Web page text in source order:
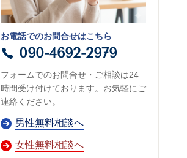
お電話でのお問合せはこちら
090-4692-2979
フォームでのお問合せ・ご相談は24
時間受け付けております。お気軽にご
連絡ください。
男性無料相談へ
女性無料相談へ